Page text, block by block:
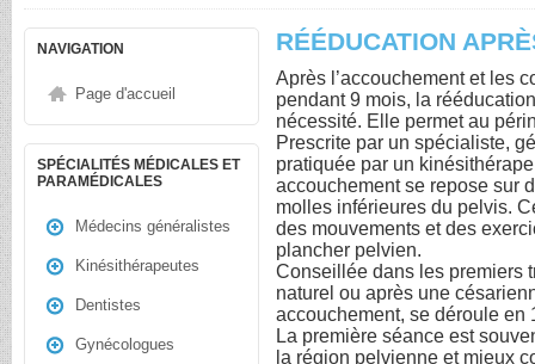
NAVIGATION
Page d'accueil
SPÉCIALITÉS MÉDICALES ET
PARAMÉDICALES
Médecins généralistes
Kinésithérapeutes
Dentistes
Gynécologues
RÉÉDUCATION
Après l’accouchement et les
pendant 9 mois, la
nécessité. Elle permet au
Prescrite par un spécialiste,
pratiquée par un
accouchement se repose sur
molles inférieures du pelvis.
des mouvements et des
plancher pelvien.
Conseillée dans les premiers
naturel ou après une
accouchement, se déroule en
La première séance est
la région pelvienne et mieux